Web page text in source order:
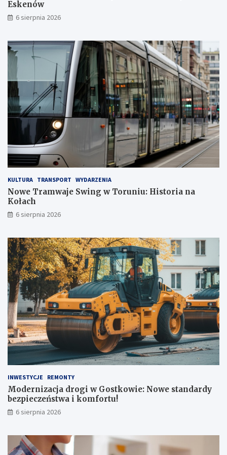
:
N
o
n
a
n
w
a
c
D
o
m
u
E
s
k
e
ó
w
i
u
:
i
s
r
a
n
a
ł
a
c
h
Eskenów
6 sierpnia 2026
KULTURA TRANSPORT WYDARZENIA
Nowe Tramwaje Swing w Toruniu: Historia na
Kołach
6 sierpnia 2026
INWESTYCJE REMONTY
Modernizacja drogi w Gostkowie: Nowe standardy
bezpieczeństwa i komfortu!
6 sierpnia 2026